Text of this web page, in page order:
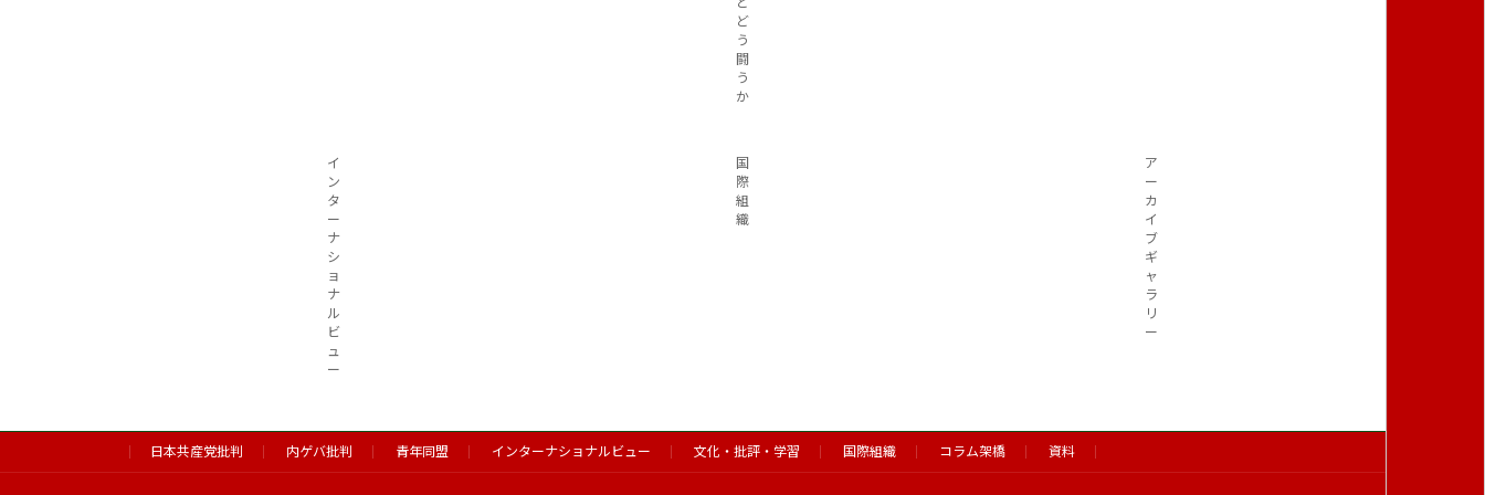
ど
う
闘
う
か
イ
ン
タ
ー
ナ
シ
ョ
ナ
ル
ビ
ュ
ー
国
際
組
織
ア
ー
カ
イ
ブ
ギ
ャ
ラ
リ
ー
日本共産党批判 内ゲバ批判 青年同盟 インターナショナルビュー 文化・批評・学習 国際組織 コラム架橋 資料